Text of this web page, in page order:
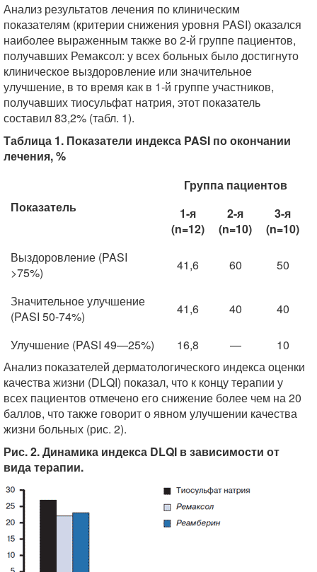
Анализ результатов лечения по клиническим
показателям (критерии снижения уровня PASI) оказался
наиболее выраженным также во 2-й группе пациентов,
получавших Ремаксол: у всех больных было достигнуто
клиническое выздоровление или значительное
улучшение, в то время как в 1-й группе участников,
получавших тиосульфат натрия, этот показатель
составил 83,2% (табл. 1).
Таблица 1. Показатели индекса PASI по окончании
лечения, %
Показатель
Группа пациентов
1-я
(n=12)
2-я
(n=10)
3-я
(n=10)
Выздоровление (PASI
>75%)
41,6 60 50
Значительное улучшение
(PASI 50-74%)
41,6 40 40
Улучшение (PASI 49—25%) 16,8 —
10
Анализ показателей дерматологического индекса оценки
качества жизни (DLQI) показал, что к концу терапии у
всех пациентов отмечено его снижение более чем на 20
баллов, что также говорит о явном улучшении качества
жизни больных (рис. 2).
Рис. 2. Динамика индекса DLQI в зависимости от
вида терапии.